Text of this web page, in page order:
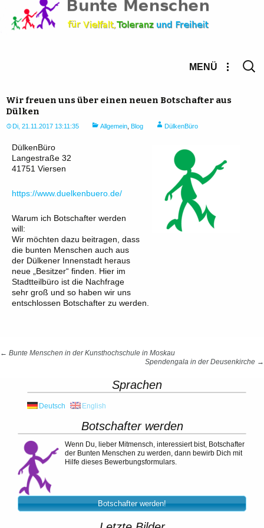
nach:
MENÜ
Wir freuen uns über einen neuen Botschafter aus
Dülken
Di, 21.11.2017 13:11:35 Allgemein Blog DülkenBüro
DülkenBüro
Langestraße 32
41751 Viersen
https://www.duelkenbuero.de/
Warum ich Botschafter werden
will:
Wir möchten dazu beitragen, dass
die bunten Menschen auch aus
der Dülkener Innenstadt heraus
neue „Besitzer“ finden. Hier im
Stadtteilbüro ist die Nachfrage
sehr groß und so haben wir uns
entschlossen Botschafter zu werden.
Beitrags-
← Bunte Menschen in der Kunsthochschule in Moskau
Spendengala in der Deusenkirche →
Sprachen
Deutsch English
Botschafter werden
Wenn Du, lieber Mitmensch, interessiert bist, Botschafter
der Bunten Menschen zu werden, dann bewirb Dich mit
Hilfe dieses Bewerbungsformulars.
Botschafter werden!